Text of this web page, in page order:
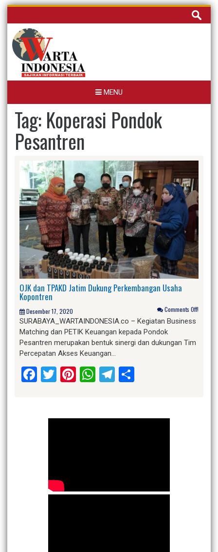
Skip
content
Cari
untuk:
MENU
Tag: Koperasi Pondok
Pesantren
OJK dan TPAKD Jatim Dukung Perkembangan Usaha
Kopontren
Desember 17, 2020 Comments Off!
SURABAYA_WARTAINDONESIA.co – Kegiatan Business
Matching dan PETIK Keuangan kepada Pondok
Pesantren merupakan bentuk sinergi dan dukungan Tim
Percepatan Akses Keuangan…
Facebook
Twitter
Pinterest
WhatsApp
Telegram